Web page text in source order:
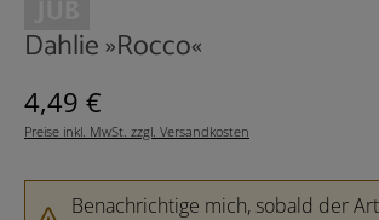
Dahlie »Rocco«
Regulärer Preis:
4,49 €
Preise inkl. MwSt. zzgl. Versandkosten
Benachrichtige mich, sobald der